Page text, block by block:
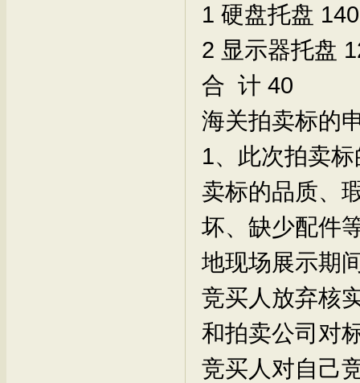
1 硬盘托盘
2 显示器托盘
合 计 40
海关拍卖标的
1、此次拍卖
卖标的品质、
坏、缺少配件
地现场展示期
竞买人放弃核
和拍卖公司对
竞买人对自己